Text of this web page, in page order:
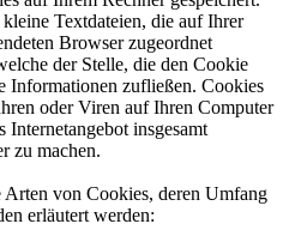
Textdateien, die auf Ihrer
Browser zugeordnet
der Stelle, die den Cookie
Informationen zufließen. Cookies
oder Viren auf Ihren Computer
Internetangebot insgesamt
zu machen.
Arten von Cookies, deren Umfang
erläutert werden: